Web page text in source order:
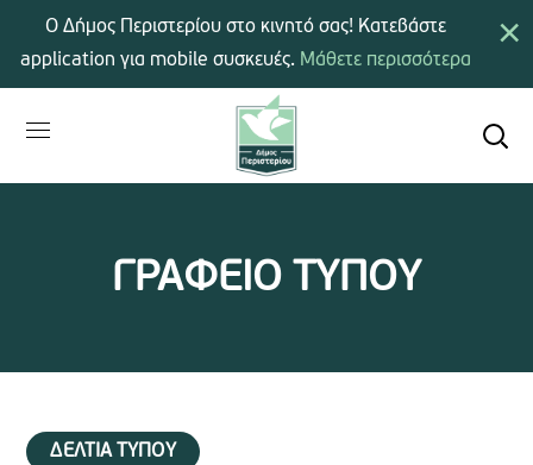
ΓΡΑΦΕΙΟ ΤΥΠΟΥ
ΔΕΛΤΙΑ ΤΥΠΟΥ
×
Ο Δήμος Περιστερίου στο κινητό σας! Κατεβάστε
application για mobile συσκευές. Μάθετε περισσότερα